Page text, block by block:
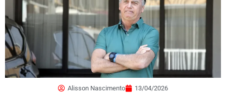
Alisson Nascimento 13/04/2026